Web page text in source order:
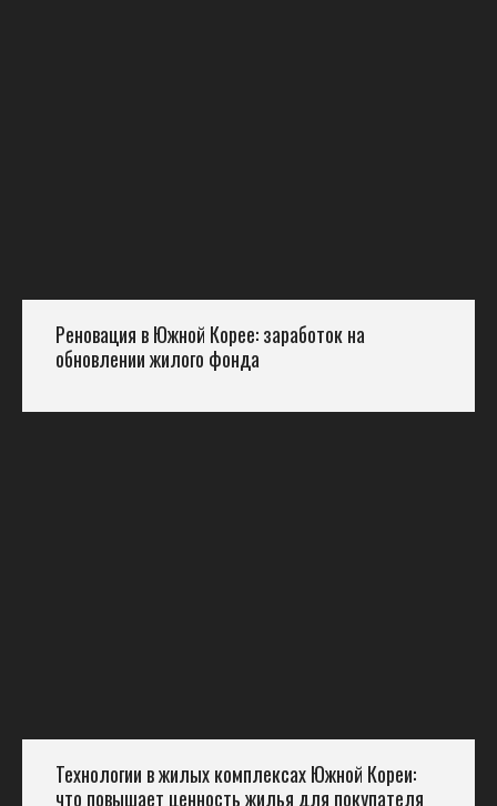
Реновация в Южной Корее: заработок на
обновлении жилого фонда
Технологии в жилых комплексах Южной Кореи:
что повышает ценность жилья для покупателя